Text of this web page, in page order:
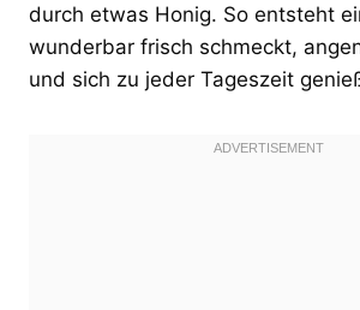
durch etwas Honig. So entsteht
wunderbar frisch schmeckt,
und sich zu jeder Tageszeit